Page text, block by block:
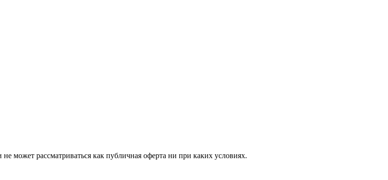
может рассматриваться как публичная оферта ни при каких условиях.